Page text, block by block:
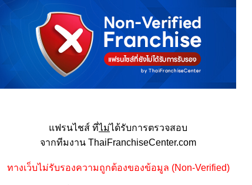
แฟรนไชส์ ที่ไม่ได้รับการตรวจสอบ
จากทีมงาน ThaiFranchiseCenter.com
ทางเว็บไม่รับรองความถูกต้องของข้อมูล (Non-Verified)